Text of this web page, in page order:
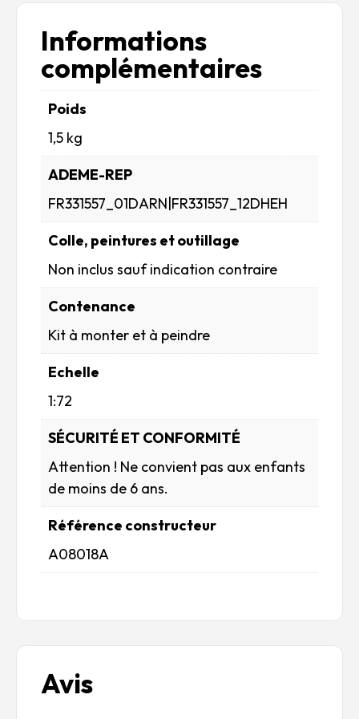
Informations
complémentaires
Poids
1,5 kg
ADEME-REP
FR331557_01DARN|FR331557_12DHEH
Colle, peintures et outillage
Non inclus sauf indication contraire
Contenance
Kit à monter et à peindre
Echelle
1:72
SÉCURITÉ ET CONFORMITÉ
Attention ! Ne convient pas aux enfants
de moins de 6 ans.
Référence constructeur
A08018A
Avis